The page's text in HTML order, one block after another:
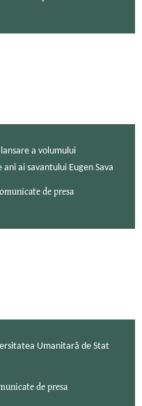
a volumului
ai savantului Eugen Sava
de presa
Umanitară de Stat
de presa